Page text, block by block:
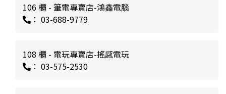
106 櫃 - 筆電專賣店-鴻鑫電腦
： 03-688-9779
108 櫃 - 電玩專賣店-搖感電玩
： 03-575-2530